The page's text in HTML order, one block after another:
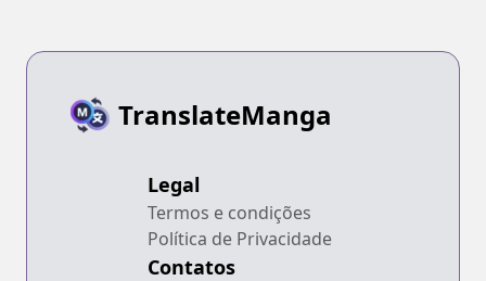
TranslateManga
Legal
Termos e condições
Política de Privacidade
Contatos